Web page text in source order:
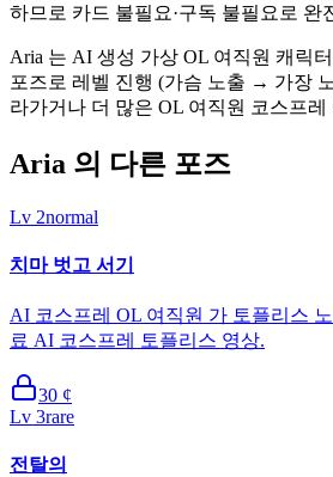
하므로 카드 불필요·구독 불필요로 완
Aria 는 AI 생성 가상 OL 여직원 캐릭
포즈로 레벨 진행 (가슴 노출 → 가장
라가거나 더 많은 OL 여직원 코스프
Aria 의 다른 포즈
Lv 2normal
치마 벗고 서기
AI 코스프레 OL 여직원 가 토플리스
료 AI 코스프레 토플리스 영상.
30 ¢
Lv 3rare
전탈의